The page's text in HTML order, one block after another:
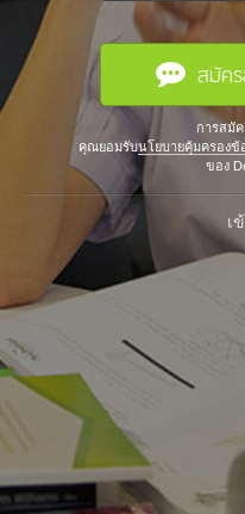
สมัค
การสมั
คุณยอมรับนโยบายคุ้มครองข้
ของ
เ